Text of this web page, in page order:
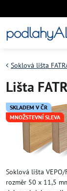
SKLADEM V ČR
MNOŽSTEVNÍ SLEVA
Soklová lišta
Lišta
Soklová lišta
rozměr 50 x 11,5